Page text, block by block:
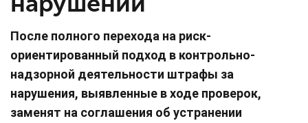
После полного перехода на риск-
ориентированный подход в контрольно-
надзорной деятельности штрафы за
нарушения, выявленные в ходе проверок,
заменят на соглашения об устранении